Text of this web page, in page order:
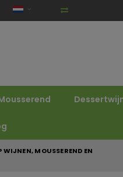
MOUSSEREND EN